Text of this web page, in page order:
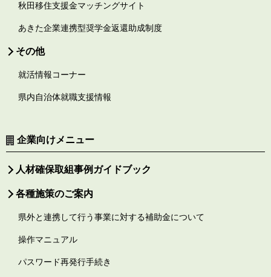
秋田移住支援金マッチングサイト
あきた企業連携型奨学金返還助成制度
その他
就活情報コーナー
県内自治体就職支援情報
企業向けメニュー
人材確保取組事例ガイドブック
各種施策のご案内
県外と連携して行う事業に対する補助金について
操作マニュアル
パスワード再発行手続き